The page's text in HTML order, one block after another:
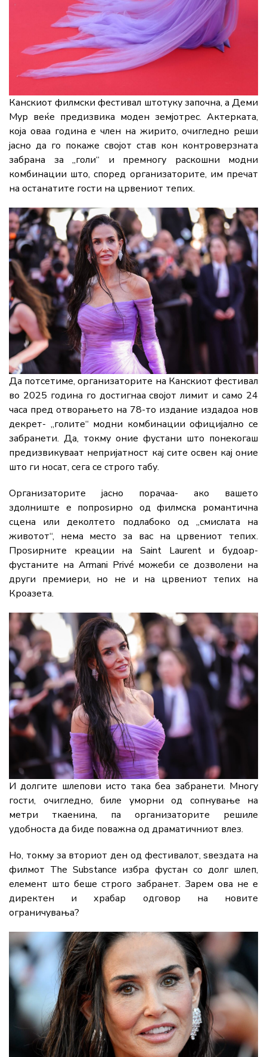
Канскиот филмски фестивал штотуку започна, а Деми
Мур веќе предизвика моден земјотрес. Актерката,
која оваа година е член на жирито, очигледно реши
јасно да го покаже својот став кон контроверзната
забрана за „голи“ и премногу раскошни модни
комбинации што, според организаторите, им пречат
на останатите гости на црвениот тепих.
Да потсетиме, организаторите на Канскиот фестивал
во 2025 година го достигнаа својот лимит и само 24
часа пред отворањето на 78-то издание издадоа нов
декрет- „голите“ модни комбинации официјално се
забранети. Да, токму оние фустани што понекогаш
предизвикуваат непријатност кај сите освен кај оние
што ги носат, сега се строго табу.
Организаторите јасно порачаа- ако вашето
здолниште е попроѕирно од филмска романтична
сцена или деколтето подлабоко од „смислата на
животот“, нема место за вас на црвениот тепих.
Проѕирните креации на Saint Laurentи будоар-
фустаните на Armani Privé можеби се дозволени на
други премиери, но не и на црвениот тепих на
Кроазета.
И долгите шлепови исто така беа забранети. Многу
гости, очигледно, биле уморни од сопнување на
метри ткаенина, па организаторите решиле
удобноста да биде поважна од драматичниот влез.
Но, токму за вториот ден од фестивалот, ѕвездата на
филмот The Substance избра фустан со долг шлеп,
елемент што беше строго забранет. Зарем ова не е
директен и храбар одговор на новите
ограничувања?